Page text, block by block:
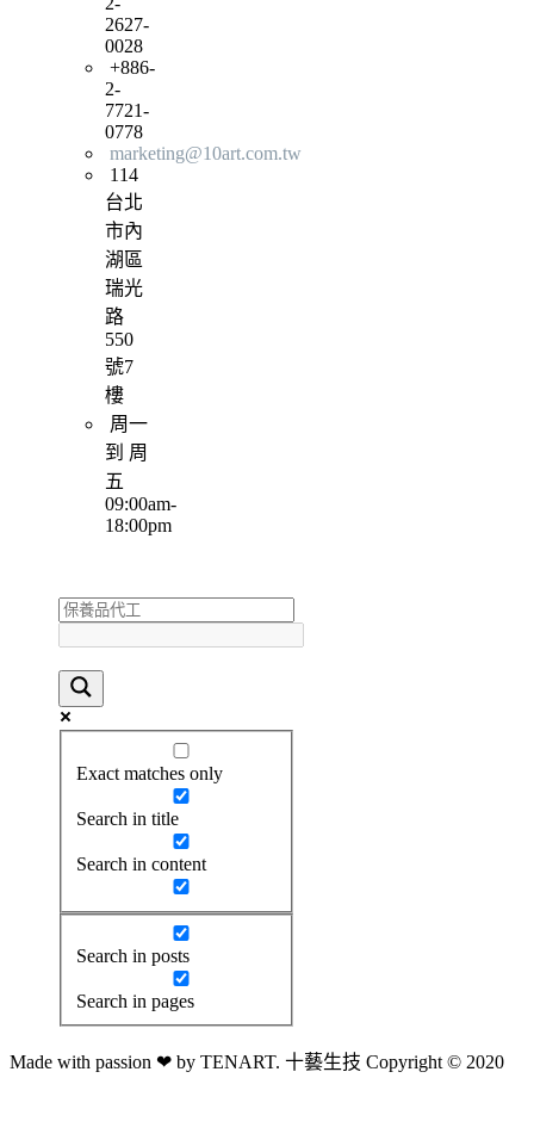
2627-
0028
+886-
2-
7721-
0778
marketing@10art.com.tw
114
台北
市內
湖區
瑞光
路
550
號7
樓
周一
到 周
五
09:00am-
18:00pm
Exact matches only
Search in title
Search in content
Search in posts
Search in pages
Made with passion ❤ by TENART. 十藝生技 Copyright © 2020